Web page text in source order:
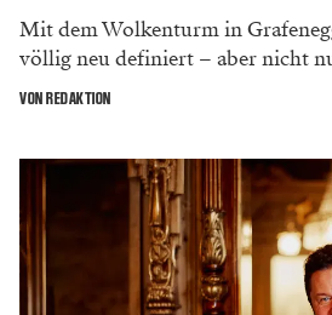
Mit dem Wolkenturm in
völlig neu definiert – aber nicht
VON REDAKTION